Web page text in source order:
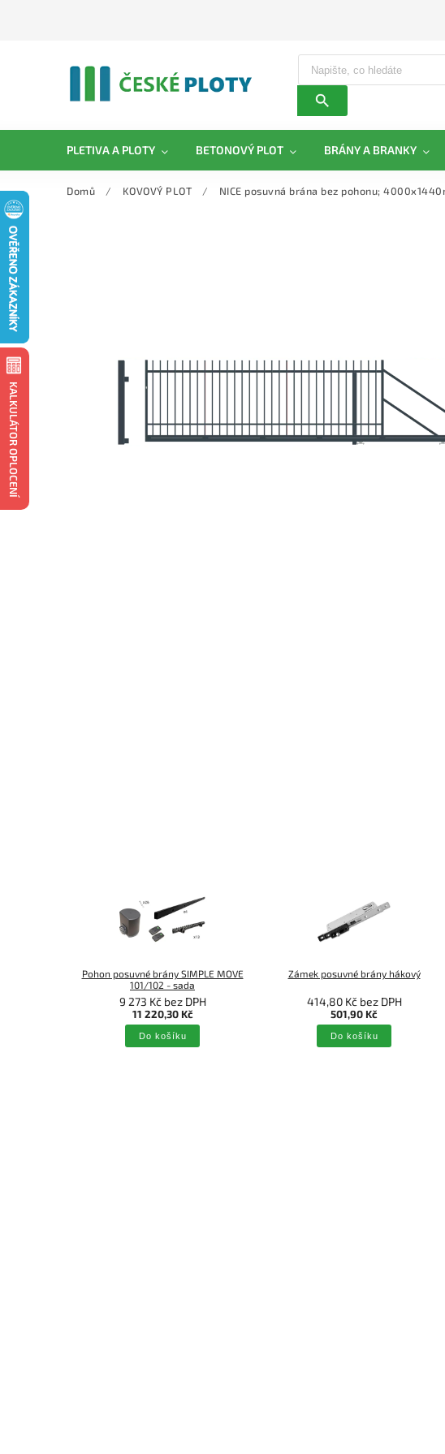
PLETIVA A PLOTY BETONOVÝ PLOT BRÁNY A BRANKY
Domů / KOVOVÝ PLOT / NICE posuvná brána bez pohonu;
Pohon posuvné brány SIMPLE MOVE
101/102 - sada
9 273 Kč bez DPH
11 220,30 Kč
Do košíku
Zámek posuvné brány hákový
414,80 Kč bez DPH
501,90 Kč
Do košíku
KALKULÁTOR OPLOCENÍ